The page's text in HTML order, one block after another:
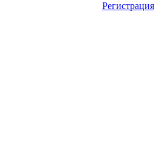
Регистрация